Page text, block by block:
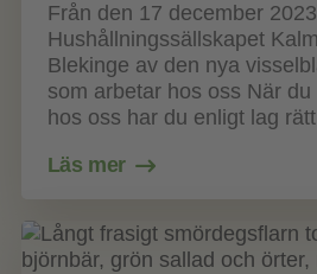
Från den 17 december
Hushållningssällskapet
Blekinge av den nya
som arbetar hos oss När
hos oss har du enligt lag
Läs mer